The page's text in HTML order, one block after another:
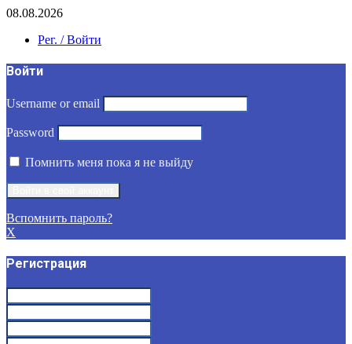
08.08.2026
Рег. / Войти
Войти
Username or email
Password
Помнить меня пока я не выйду
Вспомнить пароль?
X
Регистрация